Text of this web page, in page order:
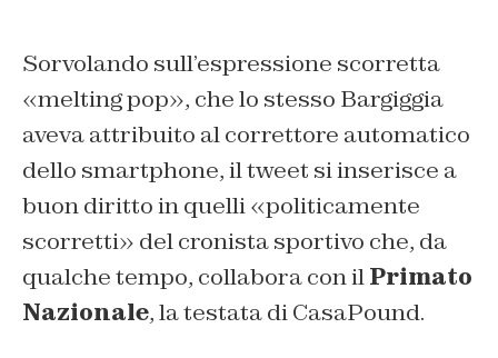
Sorvolando sull’espressione scorretta
«melting pop», che lo stesso Bargiggia
aveva attribuito al correttore automatico
dello smartphone, il tweet si inserisce a
buon diritto in quelli «politicamente
scorretti» del cronista sportivo che, da
qualche tempo, collabora con ilPrimato
Nazionale, la testata di CasaPound.